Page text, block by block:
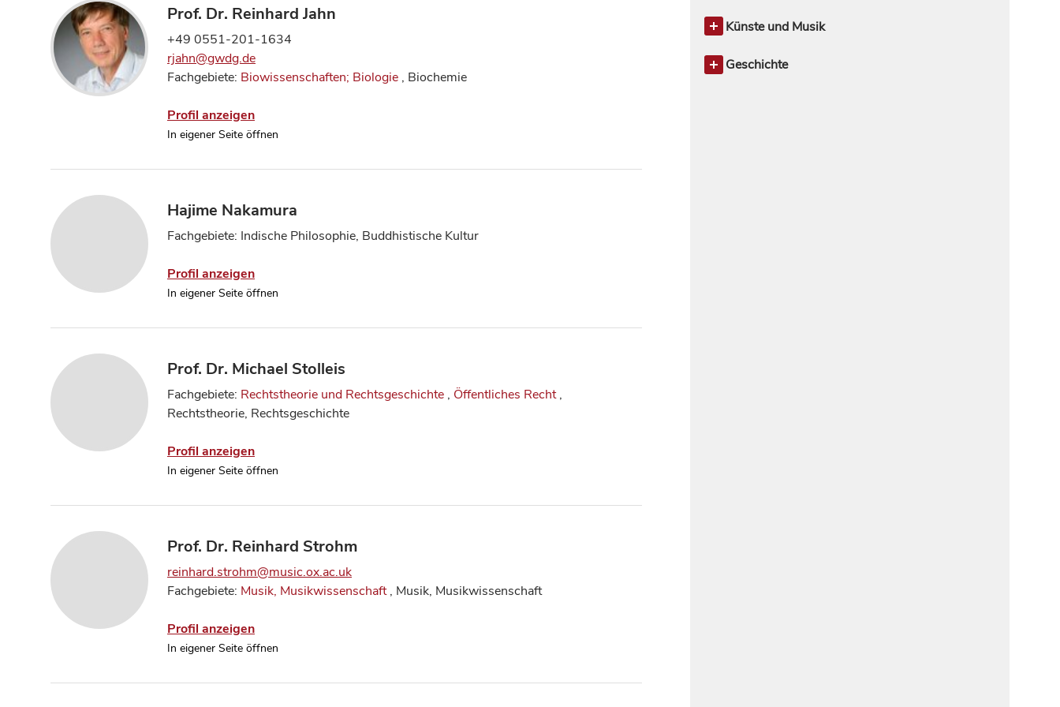
Prof. Dr. Reinhard Jahn
+49 0551-201-1634
rjahn@gwdg.de
Fachgebiete: Biowissenschaften; Biologie , Biochemie
Profil anzeigen
In eigener Seite öffnen
Hajime Nakamura
Fachgebiete: Indische Philosophie, Buddhistische Kultur
Profil anzeigen
In eigener Seite öffnen
Prof. Dr. Michael Stolleis
Fachgebiete: Rechtstheorie und Rechtsgeschichte , Öffentliches Recht,
Rechtstheorie, Rechtsgeschichte
Profil anzeigen
In eigener Seite öffnen
Prof. Dr. Reinhard Strohm
reinhard.strohm@music.ox.ac.uk
Fachgebiete: Musik, Musikwissenschaft, Musik, Musikwissenschaft
Profil anzeigen
In eigener Seite öffnen
Künste und Musik
Geschichte